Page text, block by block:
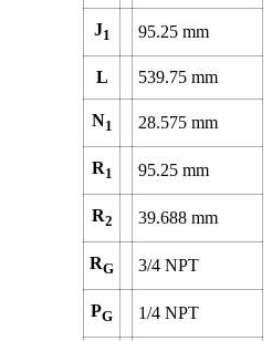
J1 95.25 mm
L 539.75 mm
N1 28.575 mm
R1 95.25 mm
R2 39.688 mm
RG 3/4 NPT
PG 1/4 NPT